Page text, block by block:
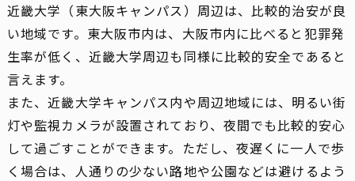
近畿大学（東大阪キャンパス）周辺は、比較的治安が良
い地域です。東大阪市内は、大阪市内に比べると犯罪発
生率が低く、近畿大学周辺も同様に比較的安全であると
言えます。
また、近畿大学キャンパス内や周辺地域には、明るい街
灯や監視カメラが設置されており、夜間でも比較的安心
して過ごすことができます。ただし、夜遅くに一人で歩
く場合は、人通りの少ない路地や公園などは避けるよう